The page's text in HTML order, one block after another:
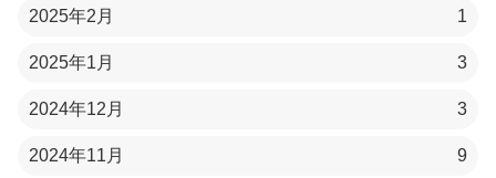
2025年2月 1
2025年1月 3
2024年12月 3
2024年11月 9